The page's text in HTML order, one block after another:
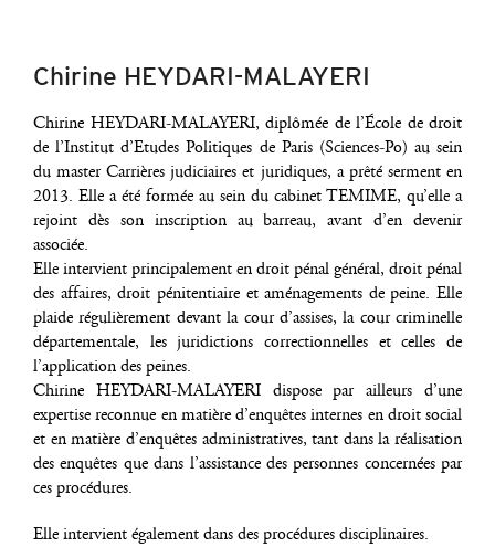
Chirine HEYDARI-MALAYERI
Chi­rine HEYDARI-MALAYERI, diplô­mée de l’École de droit
de l’Institut d’Etudes Poli­tiques de Paris (Sciences-Po) au sein
du mas­ter Car­rières judi­ciaires et juri­diques, a prê­té ser­ment en
2013. Elle a été for­mée au sein du cabi­net TEMIME, qu’elle a
rejoint dès son ins­crip­tion au bar­reau, avant d’en deve­nir
associée.
Elle inter­vient prin­ci­pa­le­ment en droit pénal géné­ral, droit pénal
des affaires, droit péni­ten­tiaire et amé­na­ge­ments de peine. Elle
plaide régu­liè­re­ment devant la cour d’assises, la cour cri­mi­nelle
dépar­te­men­tale, les juri­dic­tions cor­rec­tion­nelles et celles de
l’application des peines.
Chi­rine HEYDARI-MALAYERI dis­pose par ailleurs d’une
exper­tise recon­nue en matière d’enquêtes internes en droit social
et en matière d’enquêtes admi­nis­tra­tives, tant dans la réa­li­sa­tion
des enquêtes que dans l’assistance des per­sonnes concer­nées par
ces procédures.
Elle inter­vient éga­le­ment dans des pro­cé­dures disciplinaires.